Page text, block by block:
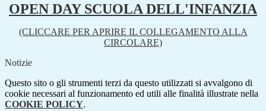
OPEN DAY SCUOLA DELL'INFANZIA
(CLICCARE PER APRIRE IL COLLEGAMENTO ALLA
CIRCOLARE)
Notizie
Questo sito o gli strumenti terzi da questo utilizzati si avvalgono di
cookie necessari al funzionamento ed utili alle finalità illustrate nella
COOKIE POLICY.